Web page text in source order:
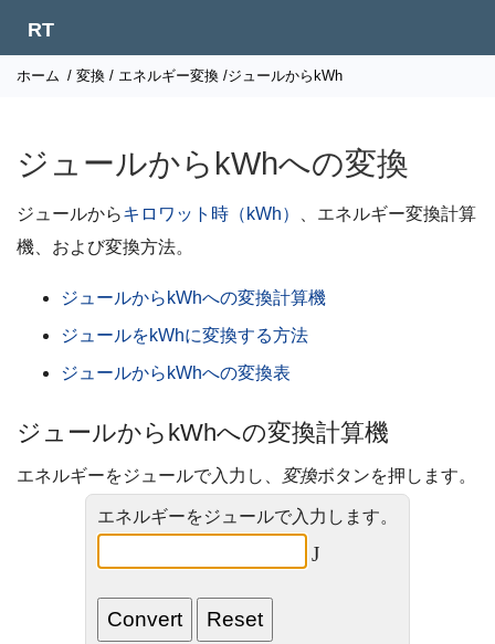
RT
ホーム / 変換 / エネルギー変換 /ジュールからkWh
ジュールからkWhへの変換
ジュールからキロワット時（kWh）
、エネルギー変換計算
機、および変換方法。
ジュールからkWhへの変換計算機
ジュールをkWhに変換する方法
ジュールからkWhへの変換表
ジュールからkWhへの変換計算機
エネルギーをジュールで入力し、 変換ボタンを押します。
エネルギーをジュールで入力します。
J